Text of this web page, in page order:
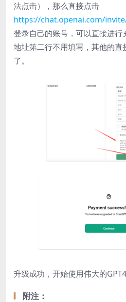
法点击），那么直接点击
https://chat.openai.com/
登录自己的账号，可以直接进行
地址第二行不用填写，其他的直
了。
升级成功，开始使用伟大的
附注：